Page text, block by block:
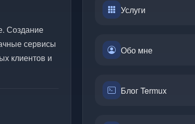
Создание
сервисы
клиентов и
Услуги
Обо мне
Блог Termux